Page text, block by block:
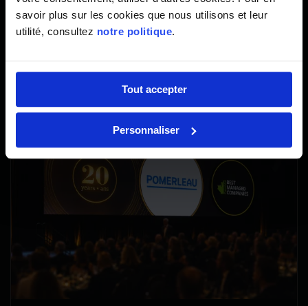
savoir plus sur les cookies que nous utilisons et leur
utilité, consultez notre politique.
Tout accepter
Personnaliser